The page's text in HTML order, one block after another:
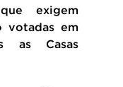
exigem
votadas em
as Casas